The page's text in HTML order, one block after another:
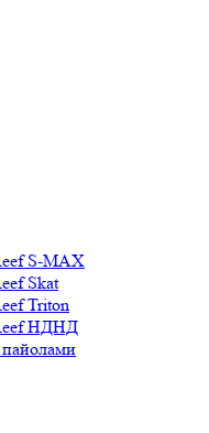
S-MAX
Skat
Triton
НДНД